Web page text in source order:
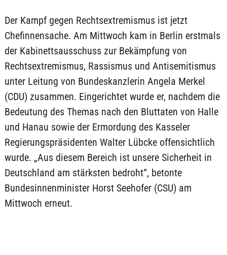
Der Kampf gegen Rechtsextremismus ist jetzt
Chefinnensache. Am Mittwoch kam in Berlin erstmals
der Kabinettsausschuss zur Bekämpfung von
Rechtsextremismus, Rassismus und Antisemitismus
unter Leitung von Bundeskanzlerin Angela Merkel
(CDU) zusammen. Eingerichtet wurde er, nachdem die
Bedeutung des Themas nach den Bluttaten von Halle
und Hanau sowie der Ermordung des Kasseler
Regierungspräsidenten Walter Lübcke offensichtlich
wurde. „Aus diesem Bereich ist unsere Sicherheit in
Deutschland am stärksten bedroht“, betonte
Bundesinnenminister Horst Seehofer (CSU) am
Mittwoch erneut.